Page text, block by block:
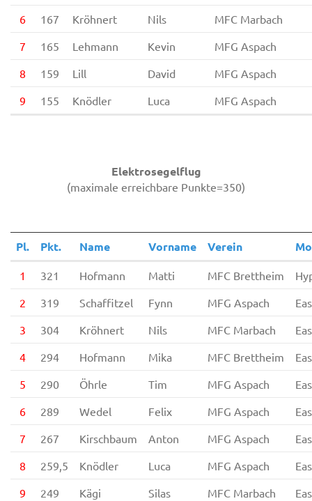
6
167 Kröhnert Nils
MFC Marbach
7
165 Lehmann Kevin
MFG Aspach
8
159 Lill David
MFG Aspach
9
155 Knödler Luca MFG Aspach
Elektrosegelflug
(maximale erreichbare Punkte=350)
Pl. Pkt. Name Vorname Verein
1 321 Hofmann Matti MFC Brettheim
2
319 Schaffitzel Fynn MFG Aspach
3
304 Kröhnert Nils MFC Marbach
4
294 Hofmann Mika MFC Brettheim
5
290 Öhrle Tim MFG Aspach
6
289 Wedel Felix MFG Aspach
7
267 Kirschbaum Anton MFG Aspach
8
259,5 Knödler Luca MFG Aspach
9
249 Kägi Silas MFC Marbach